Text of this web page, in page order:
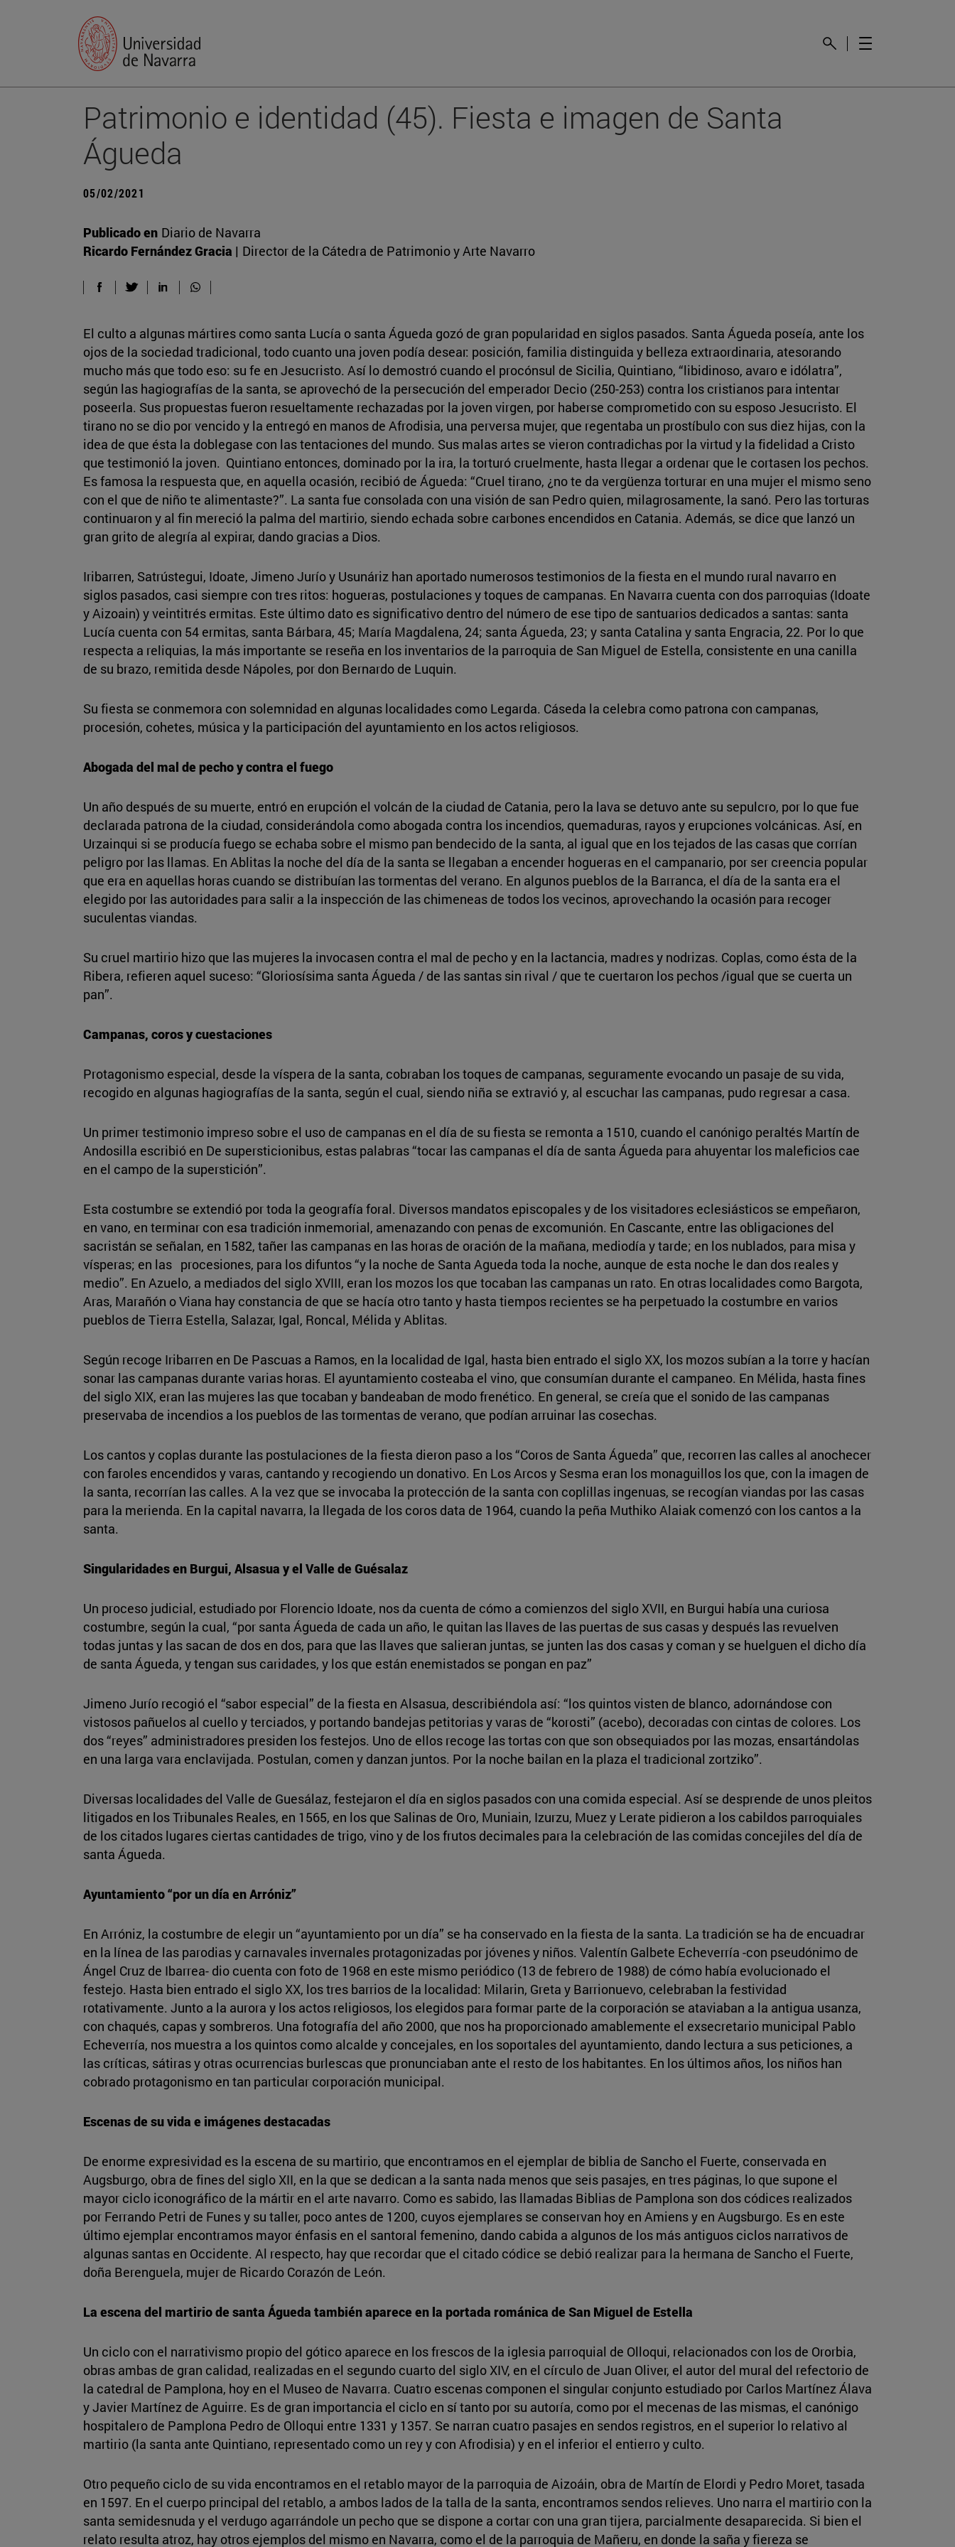
Patrimonio e identidad (45). Fiesta e imagen de Santa
Águeda
05/02/2021
Publicado en Diario de Navarra
Ricardo Fernández Gracia | Director de la Cátedra de Patrimonio y Arte Navarro
El culto a algunas mártires como santa Lucía o santa Águeda gozó de gran popularidad en siglos pasados. Santa Águeda poseía, ante los
ojos de la sociedad tradicional, todo cuanto una joven podía desear: posición, familia distinguida y belleza extraordinaria, atesorando
mucho más que todo eso: su fe en Jesucristo. Así lo demostró cuando el procónsul de Sicilia, Quintiano, “libidinoso, avaro e idólatra”,
según las hagiografías de la santa, se aprovechó de la persecución del emperador Decio (250-253) contra los cristianos para intentar
poseerla. Sus propuestas fueron resueltamente rechazadas por la joven virgen, por haberse comprometido con su esposo Jesucristo. El
tirano no se dio por vencido y la entregó en manos de Afrodisia, una perversa mujer, que regentaba un prostíbulo con sus diez hijas, con la
idea de que ésta la doblegase con las tentaciones del mundo. Sus malas artes se vieron contradichas por la virtud y la fidelidad a Cristo
que testimonió la joven. Quintiano entonces, dominado por la ira, la torturó cruelmente, hasta llegar a ordenar que le cortasen los pechos.
Es famosa la respuesta que, en aquella ocasión, recibió de Águeda: “Cruel tirano, ¿no te da vergüenza torturar en una mujer el mismo seno
con el que de niño te alimentaste?”. La santa fue consolada con una visión de san Pedro quien, milagrosamente, la sanó. Pero las torturas
continuaron y al fin mereció la palma del martirio, siendo echada sobre carbones encendidos en Catania. Además, se dice que lanzó un
gran grito de alegría al expirar, dando gracias a Dios.
Iribarren, Satrústegui, Idoate, Jimeno Jurío y Usunáriz han aportado numerosos testimonios de la fiesta en el mundo rural navarro en
siglos pasados, casi siempre con tres ritos: hogueras, postulaciones y toques de campanas. En Navarra cuenta con dos parroquias (Idoate
y Aizoain) y veintitrés ermitas. Este último dato es significativo dentro del número de ese tipo de santuarios dedicados a santas: santa
Lucía cuenta con 54 ermitas, santa Bárbara, 45; María Magdalena, 24; santa Águeda, 23; y santa Catalina y santa Engracia, 22. Por lo que
respecta a reliquias, la más importante se reseña en los inventarios de la parroquia de San Miguel de Estella, consistente en una canilla
de su brazo, remitida desde Nápoles, por don Bernardo de Luquin.
Su fiesta se conmemora con solemnidad en algunas localidades como Legarda. Cáseda la celebra como patrona con campanas,
procesión, cohetes, música y la participación del ayuntamiento en los actos religiosos.
Abogada del mal de pecho y contra el fuego
Un año después de su muerte, entró en erupción el volcán de la ciudad de Catania, pero la lava se detuvo ante su sepulcro, por lo que fue
declarada patrona de la ciudad, considerándola como abogada contra los incendios, quemaduras, rayos y erupciones volcánicas. Así, en
Urzainqui si se producía fuego se echaba sobre el mismo pan bendecido de la santa, al igual que en los tejados de las casas que corrían
peligro por las llamas. En Ablitas la noche del día de la santa se llegaban a encender hogueras en el campanario, por ser creencia popular
que era en aquellas horas cuando se distribuían las tormentas del verano. En algunos pueblos de la Barranca, el día de la santa era el
elegido por las autoridades para salir a la inspección de las chimeneas de todos los vecinos, aprovechando la ocasión para recoger
suculentas viandas.
Su cruel martirio hizo que las mujeres la invocasen contra el mal de pecho y en la lactancia, madres y nodrizas. Coplas, como ésta de la
Ribera, refieren aquel suceso: “Gloriosísima santa Águeda / de las santas sin rival / que te cuertaron los pechos /igual que se cuerta un
pan”.
Campanas, coros y cuestaciones
Protagonismo especial, desde la víspera de la santa, cobraban los toques de campanas, seguramente evocando un pasaje de su vida,
recogido en algunas hagiografías de la santa, según el cual, siendo niña se extravió y, al escuchar las campanas, pudo regresar a casa.
Un primer testimonio impreso sobre el uso de campanas en el día de su fiesta se remonta a 1510, cuando el canónigo peraltés Martín de
Andosilla escribió en De supersticionibus, estas palabras “tocar las campanas el día de santa Águeda para ahuyentar los maleficios cae
en el campo de la superstición”.
Esta costumbre se extendió por toda la geografía foral. Diversos mandatos episcopales y de los visitadores eclesiásticos se empeñaron,
en vano, en terminar con esa tradición inmemorial, amenazando con penas de excomunión. En Cascante, entre las obligaciones del
sacristán se señalan, en 1582, tañer las campanas en las horas de oración de la mañana, mediodía y tarde; en los nublados, para misa y
vísperas; en las procesiones, para los difuntos “y la noche de Santa Agueda toda la noche, aunque de esta noche le dan dos reales y
medio”. En Azuelo, a mediados del siglo XVIII, eran los mozos los que tocaban las campanas un rato. En otras localidades como Bargota,
Aras, Marañón o Viana hay constancia de que se hacía otro tanto y hasta tiempos recientes se ha perpetuado la costumbre en varios
pueblos de Tierra Estella, Salazar, Igal, Roncal, Mélida y Ablitas.
Según recoge Iribarren en De Pascuas a Ramos, en la localidad de Igal, hasta bien entrado el siglo XX, los mozos subían a la torre y hacían
sonar las campanas durante varias horas. El ayuntamiento costeaba el vino, que consumían durante el campaneo. En Mélida, hasta fines
del siglo XIX, eran las mujeres las que tocaban y bandeaban de modo frenético. En general, se creía que el sonido de las campanas
preservaba de incendios a los pueblos de las tormentas de verano, que podían arruinar las cosechas.
Los cantos y coplas durante las postulaciones de la fiesta dieron paso a los “Coros de Santa Águeda” que, recorren las calles al anochecer
con faroles encendidos y varas, cantando y recogiendo un donativo. En Los Arcos y Sesma eran los monaguillos los que, con la imagen de
la santa, recorrían las calles. A la vez que se invocaba la protección de la santa con coplillas ingenuas, se recogían viandas por las casas
para la merienda. En la capital navarra, la llegada de los coros data de 1964, cuando la peña Muthiko Alaiak comenzó con los cantos a la
santa.
Singularidades en Burgui, Alsasua y el Valle de Guésalaz
Un proceso judicial, estudiado por Florencio Idoate, nos da cuenta de cómo a comienzos del siglo XVII, en Burgui había una curiosa
costumbre, según la cual, “por santa Águeda de cada un año, le quitan las llaves de las puertas de sus casas y después las revuelven
todas juntas y las sacan de dos en dos, para que las llaves que salieran juntas, se junten las dos casas y coman y se huelguen el dicho día
de santa Águeda, y tengan sus caridades, y los que están enemistados se pongan en paz”
Jimeno Jurío recogió el “sabor especial” de la fiesta en Alsasua, describiéndola así: “los quintos visten de blanco, adornándose con
vistosos pañuelos al cuello y terciados, y portando bandejas petitorias y varas de “korosti” (acebo), decoradas con cintas de colores. Los
dos “reyes” administradores presiden los festejos. Uno de ellos recoge las tortas con que son obsequiados por las mozas, ensartándolas
en una larga vara enclavijada. Postulan, comen y danzan juntos. Por la noche bailan en la plaza el tradicional zortziko”.
Diversas localidades del Valle de Guesálaz, festejaron el día en siglos pasados con una comida especial. Así se desprende de unos pleitos
litigados en los Tribunales Reales, en 1565, en los que Salinas de Oro, Muniain, Izurzu, Muez y Lerate pidieron a los cabildos parroquiales
de los citados lugares ciertas cantidades de trigo, vino y de los frutos decimales para la celebración de las comidas concejiles del día de
santa Águeda.
Ayuntamiento “por un día en Arróniz”
En Arróniz, la costumbre de elegir un “ayuntamiento por un día” se ha conservado en la fiesta de la santa. La tradición se ha de encuadrar
en la línea de las parodias y carnavales invernales protagonizadas por jóvenes y niños. Valentín Galbete Echeverría -con pseudónimo de
Ángel Cruz de Ibarrea- dio cuenta con foto de 1968 en este mismo periódico (13 de febrero de 1988) de cómo había evolucionado el
festejo. Hasta bien entrado el siglo XX, los tres barrios de la localidad: Milarin, Greta y Barrionuevo, celebraban la festividad
rotativamente. Junto a la aurora y los actos religiosos, los elegidos para formar parte de la corporación se ataviaban a la antigua usanza,
con chaqués, capas y sombreros. Una fotografía del año 2000, que nos ha proporcionado amablemente el exsecretario municipal Pablo
Echeverría, nos muestra a los quintos como alcalde y concejales, en los soportales del ayuntamiento, dando lectura a sus peticiones, a
las críticas, sátiras y otras ocurrencias burlescas que pronunciaban ante el resto de los habitantes. En los últimos años, los niños han
cobrado protagonismo en tan particular corporación municipal.
Escenas de su vida e imágenes destacadas
De enorme expresividad es la escena de su martirio, que encontramos en el ejemplar de biblia de Sancho el Fuerte, conservada en
Augsburgo, obra de fines del siglo XII, en la que se dedican a la santa nada menos que seis pasajes, en tres páginas, lo que supone el
mayor ciclo iconográfico de la mártir en el arte navarro. Como es sabido, las llamadas Biblias de Pamplona son dos códices realizados
por Ferrando Petri de Funes y su taller, poco antes de 1200, cuyos ejemplares se conservan hoy en Amiens y en Augsburgo. Es en este
último ejemplar encontramos mayor énfasis en el santoral femenino, dando cabida a algunos de los más antiguos ciclos narrativos de
algunas santas en Occidente. Al respecto, hay que recordar que el citado códice se debió realizar para la hermana de Sancho el Fuerte,
doña Berenguela, mujer de Ricardo Corazón de León.
La escena del martirio de santa Águeda también aparece en la portada románica de San Miguel de Estella
Un ciclo con el narrativismo propio del gótico aparece en los frescos de la iglesia parroquial de Olloqui, relacionados con los de Ororbia,
obras ambas de gran calidad, realizadas en el segundo cuarto del siglo XIV, en el círculo de Juan Oliver, el autor del mural del refectorio de
la catedral de Pamplona, hoy en el Museo de Navarra. Cuatro escenas componen el singular conjunto estudiado por Carlos Martínez Álava
y Javier Martínez de Aguirre. Es de gran importancia el ciclo en sí tanto por su autoría, como por el mecenas de las mismas, el canónigo
hospitalero de Pamplona Pedro de Olloqui entre 1331 y 1357. Se narran cuatro pasajes en sendos registros, en el superior lo relativo al
martirio (la santa ante Quintiano, representado como un rey y con Afrodisia) y en el inferior el entierro y culto.
Otro pequeño ciclo de su vida encontramos en el retablo mayor de la parroquia de Aizoáin, obra de Martín de Elordi y Pedro Moret, tasada
en 1597. En el cuerpo principal del retablo, a ambos lados de la talla de la santa, encontramos sendos relieves. Uno narra el martirio con la
santa semidesnuda y el verdugo agarrándole un pecho que se dispone a cortar con una gran tijera, parcialmente desaparecida. Si bien el
relato resulta atroz, hay otros ejemplos del mismo en Navarra, como el de la parroquia de Mañeru, en donde la saña y fiereza se